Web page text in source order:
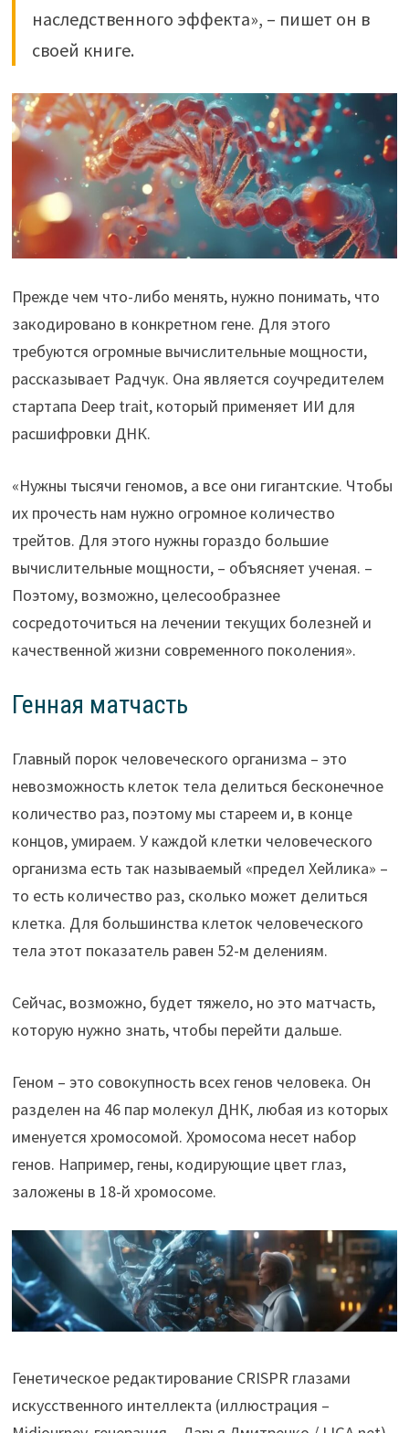
наследственного эффекта», – пишет он в
своей книге.
Прежде чем что-либо менять, нужно понимать, что
закодировано в конкретном гене. Для этого
требуются огромные вычислительные мощности,
рассказывает Радчук. Она является соучредителем
стартапа Deep trait, который применяет ИИ для
расшифровки ДНК.
«Нужны тысячи геномов, а все они гигантские. Чтобы
их прочесть нам нужно огромное количество
трейтов. Для этого нужны гораздо большие
вычислительные мощности, – объясняет ученая. –
Поэтому, возможно, целесообразнее
сосредоточиться на лечении текущих болезней и
качественной жизни современного поколения».
Генная матчасть
Главный порок человеческого организма – это
невозможность клеток тела делиться бесконечное
количество раз, поэтому мы стареем и, в конце
концов, умираем. У каждой клетки человеческого
организма есть так называемый «предел Хейлика» –
то есть количество раз, сколько может делиться
клетка. Для большинства клеток человеческого
тела этот показатель равен 52-м делениям.
Сейчас, возможно, будет тяжело, но это матчасть,
которую нужно знать, чтобы перейти дальше.
Геном – это совокупность всех генов человека. Он
разделен на 46 пар молекул ДНК, любая из которых
именуется хромосомой. Хромосома несет набор
генов. Например, гены, кодирующие цвет глаз,
заложены в 18-й хромосоме.
Генетическое редактирование CRISPR глазами
искусственного интеллекта (иллюстрация –